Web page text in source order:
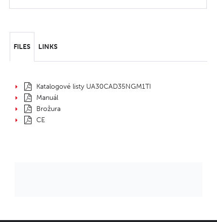
FILES LINKS
Katalogové listy UA30CAD35NGM1TI
Manuál
Brožura
CE